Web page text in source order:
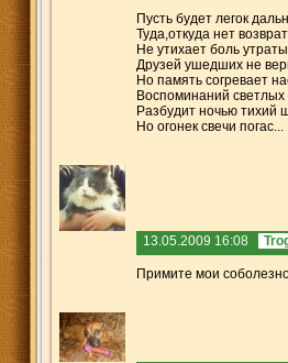
Пусть будет легок
Туда,откуда нет
Не утихает боль
Друзей ушедших не
Но память согревает
Воспоминаний светлых
Разбудит ночью тихий
Но огонек свечи погас...
13.05.2009 16:08
Примите мои